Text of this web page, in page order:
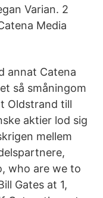
Varian. 2
Media
annat Catena
så småningom
Oldstrand till
aktier lod sig
mellem
who are we to
Gates at 1,